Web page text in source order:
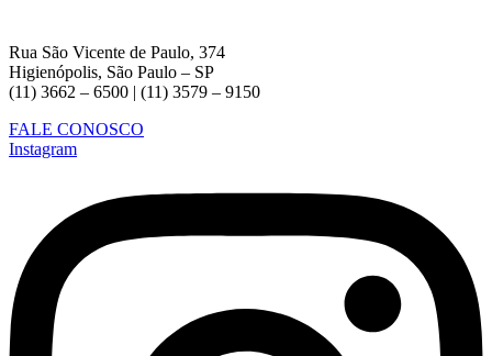
Rua São Vicente de Paulo, 374
Higienópolis, São Paulo – SP
(11) 3662 – 6500 | (11) 3579 – 9150
FALE CONOSCO
Instagram